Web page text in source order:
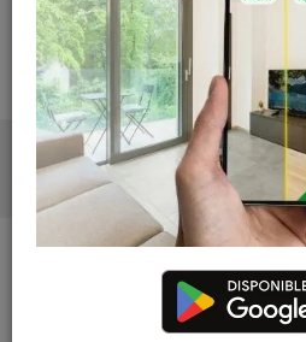
CARACTÉRISTIQUES